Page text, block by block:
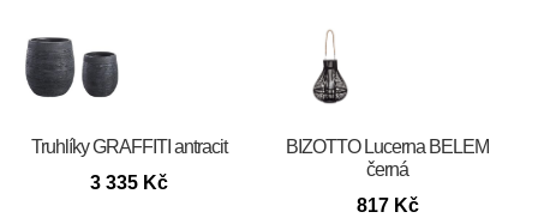
Truhlíky GRAFFITI antracit
3 335 Kč
BIZOTTO Lucerna BELEM
černá
817 Kč